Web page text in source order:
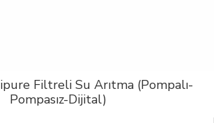
Filtreli Su Arıtma (Pompalı-
Pompasız-Dijital)